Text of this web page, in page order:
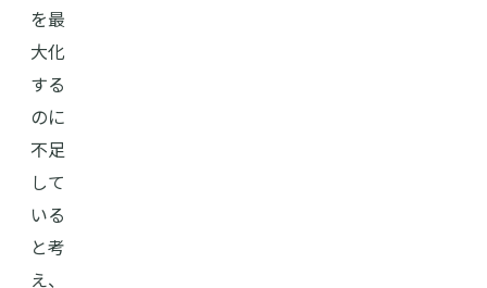
を最
大化
する
のに
不足
して
いる
と考
え、